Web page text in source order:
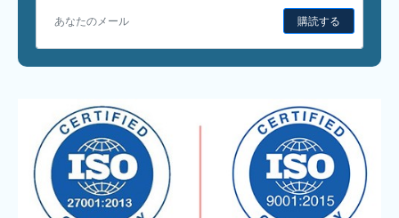
購読する